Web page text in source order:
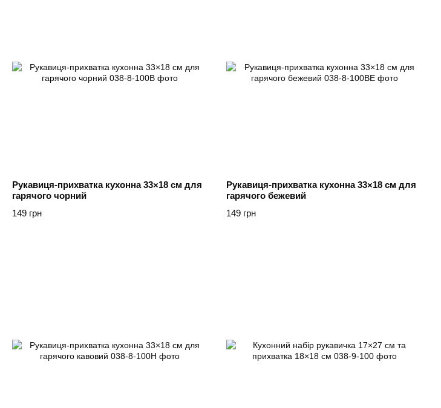
Рукавиця-прихватка кухонна 33×18 см для
гарячого чорний
149 грн
Рукавиця-прихватка кухонна 33×18 см для
гарячого бежевий
149 грн